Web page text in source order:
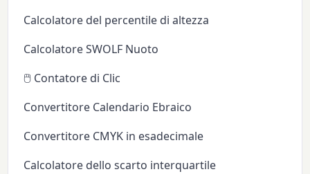
Calcolatore del percentile di altezza
Calcolatore SWOLF Nuoto
🖱️ Contatore di Clic
Convertitore Calendario Ebraico
Convertitore CMYK in esadecimale
Calcolatore dello scarto interquartile